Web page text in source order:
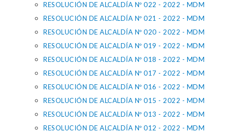
RESOLUCIÓN DE ALCALDÍA Nº 022 - 2022 - MDM
RESOLUCIÓN DE ALCALDÍA Nº 021 - 2022 - MDM
RESOLUCIÓN DE ALCALDÍA Nº 020 - 2022 - MDM
RESOLUCIÓN DE ALCALDÍA Nº 019 - 2022 - MDM
RESOLUCIÓN DE ALCALDÍA Nº 018 - 2022 - MDM
RESOLUCIÓN DE ALCALDÍA Nº 017 - 2022 - MDM
RESOLUCIÓN DE ALCALDÍA Nº 016 - 2022 - MDM
RESOLUCIÓN DE ALCALDÍA Nº 015 - 2022 - MDM
RESOLUCIÓN DE ALCALDÍA Nº 013 - 2022 - MDM
RESOLUCIÓN DE ALCALDÍA Nº 012 - 2022 - MDM